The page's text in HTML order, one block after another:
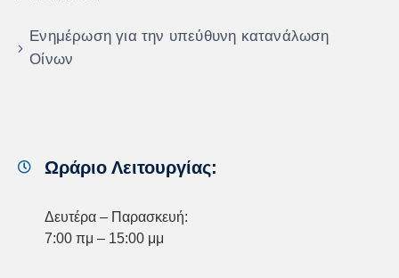
Ενημέρωση για την υπεύθυνη κατανάλωση
Οίνων
Ωράριο Λειτουργίας:
Δευτέρα – Παρασκευή:
7:00 πμ – 15:00 μμ